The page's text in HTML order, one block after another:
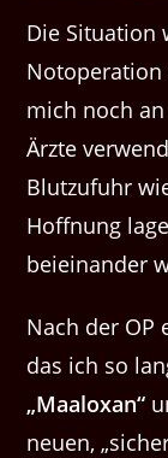
Die Situation
Notoperation
mich noch an
Ärzte
Blutzufuhr
Hoffnung
beieinander
Nach der OP
das ich so
„Maaloxan“
neuen,